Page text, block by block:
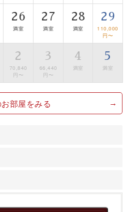
参拝バス
イバー兼ガイドが諏訪大社をご
制ですので、ご利用ご希望の方
ください。
できない日がございます
は運行しておりません
訪大社など歴史ある諏訪の街
部屋、 大人のたしなみを感じて
れる宿で贅沢に幸せのときを安
26
満室
27
満室
28
満室
29
110,000
円〜
2
70,840
円〜
3
66,440
円〜
4
満室
5
満室
部屋をみる